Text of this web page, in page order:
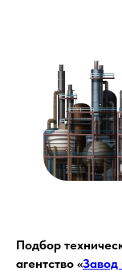
Подбор
агентство «Завод